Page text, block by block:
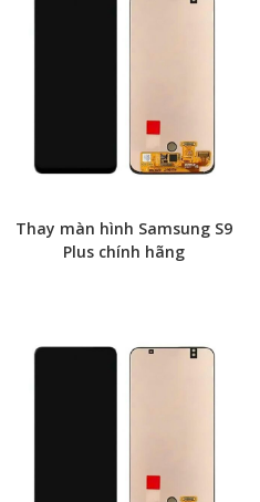
Thay màn hình Samsung S9
Plus chính hãng